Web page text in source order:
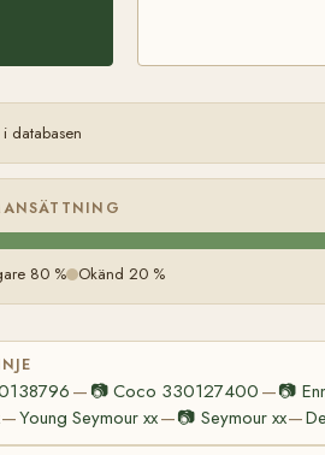
databasen
80 % Okänd 20 %
— 📷Coco 330127400 —📷
—Young Seymour xx—📷 Seymour xx—